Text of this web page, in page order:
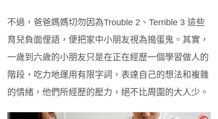
不過，爸爸媽媽切勿因為Trouble 2、Terrible 3 這些
育兒負面俚語，便把家中小朋友視為搗蛋鬼。其實，
一歲到六歲的小朋友只是在正在經歷一個學習做人的
階段，吃力地運用有限字詞，表達自己的想法和複雜
的情緒，他們所經歷的壓力，絕不比周圍的大人少。